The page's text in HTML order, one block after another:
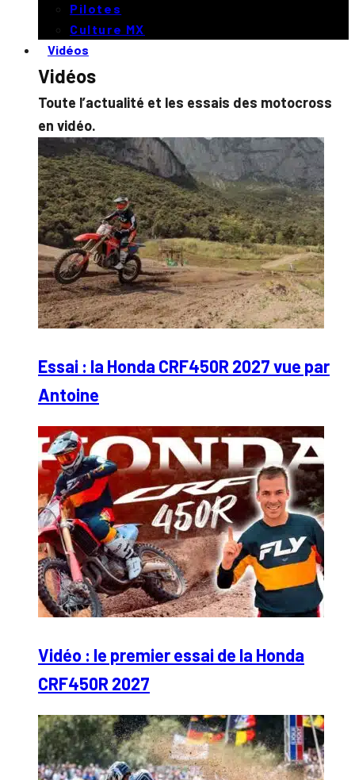
Pilotes
Culture MX
Vidéos
Vidéos
Toute l’actualité et les essais des motocross
en vidéo.
Essai : la Honda CRF450R 2027 vue par
Antoine
Vidéo : le premier essai de la Honda
CRF450R 2027